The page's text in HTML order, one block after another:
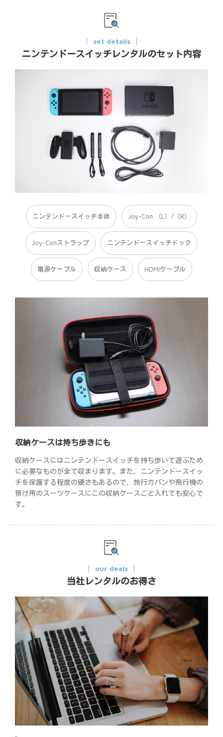
set details
ニンテンドースイッチレンタルのセット内容
ニンテンドースイッチ本体 Joy-Con （L）/（R）
Joy-Conストラップ ニンテンドースイッチドック
電源ケーブル 収納ケース HDMIケーブル
収納ケースは持ち歩きにも
収納ケースにはニンテンドースイッチを持ち歩いて遊ぶため
に必要なものが全て収まります。また、ニンテンドースイッ
チを保護する程度の硬さもあるので、旅行カバンや飛行機の
預け用のスーツケースにこの収納ケースごと入れても安心で
す。
our deals
当社レンタルのお得さ